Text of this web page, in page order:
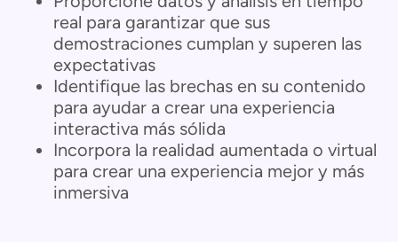
real para garantizar que sus
demostraciones cumplan y superen las
expectativas
Identifique las brechas en su contenido
para ayudar a crear una experiencia
interactiva más sólida
Incorpora la realidad aumentada o virtual
para crear una experiencia mejor y más
inmersiva